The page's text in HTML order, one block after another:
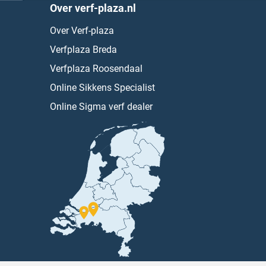
Over verf-plaza.nl
Over Verf-plaza
Verfplaza Breda
Verfplaza Roosendaal
Online Sikkens Specialist
Online Sigma verf dealer